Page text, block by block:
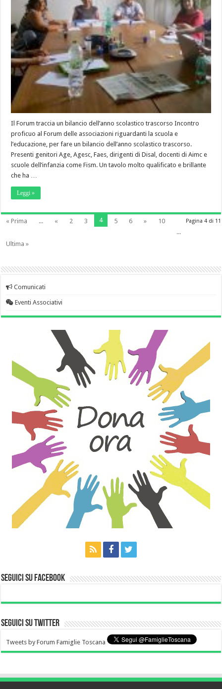
Il Forum traccia un bilancio dell’anno scolastico trascorso Incontro
proficuo al Forum delle associazioni riguardanti la scuola e
l’educazione, per fare un bilancio dell’anno scolastico trascorso.
Presenti genitori Age, Agesc, Faes, dirigenti di Disal, docenti di Aimc e
scuole dell’infanzia come Fism. Un tavolo molto qualificato e brillante
che ha …
Leggi »
Pagina 4 di 11
« Prima ... « 2 3 4 5 6 »
10
...
Ultima »
Comunicati
Eventi Associativi
Seguici su Facebook
Seguici su Twitter
Tweets by Forum Famiglie Toscana